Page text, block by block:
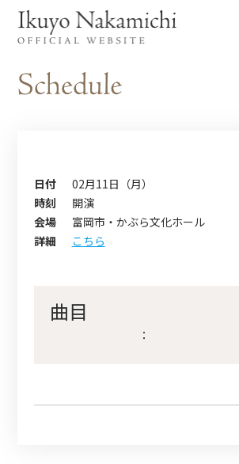
日付
02月11日（月）
時刻
開演
会場
富岡市・かぶら文化ホール
詳細
こちら
曲目
：